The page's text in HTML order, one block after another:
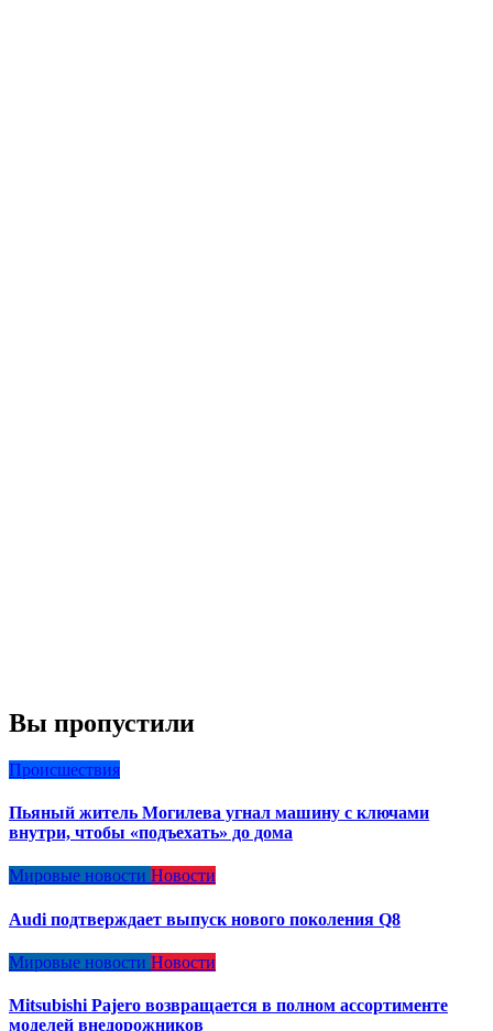
Вы пропустили
Происшествия
Пьяный житель Могилева угнал машину с ключами
внутри, чтобы «подъехать» до дома
Мировые новости Новости
Audi подтверждает выпуск нового поколения Q8
Мировые новости Новости
Mitsubishi Pajero возвращается в полном ассортименте
моделей внедорожников